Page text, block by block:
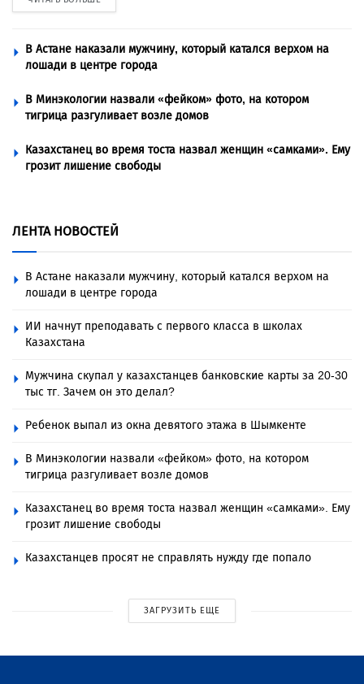
В Астане наказали мужчину, который катался верхом на
лошади в центре города
В Минэкологии назвали «фейком» фото, на котором
тигрица разгуливает возле домов
Казахстанец во время тоста назвал женщин «самками». Ему
грозит лишение свободы
ЛЕНТА НОВОСТЕЙ
В Астане наказали мужчину, который катался верхом на
лошади в центре города
ИИ начнут преподавать с первого класса в школах
Казахстана
Мужчина скупал у казахстанцев банковские карты за 20-30
тыс тг. Зачем он это делал?
Ребенок выпал из окна девятого этажа в Шымкенте
В Минэкологии назвали «фейком» фото, на котором
тигрица разгуливает возле домов
Казахстанец во время тоста назвал женщин «самками». Ему
грозит лишение свободы
Казахстанцев просят не справлять нужду где попало
ЗАГРУЗИТЬ ЕЩЕ